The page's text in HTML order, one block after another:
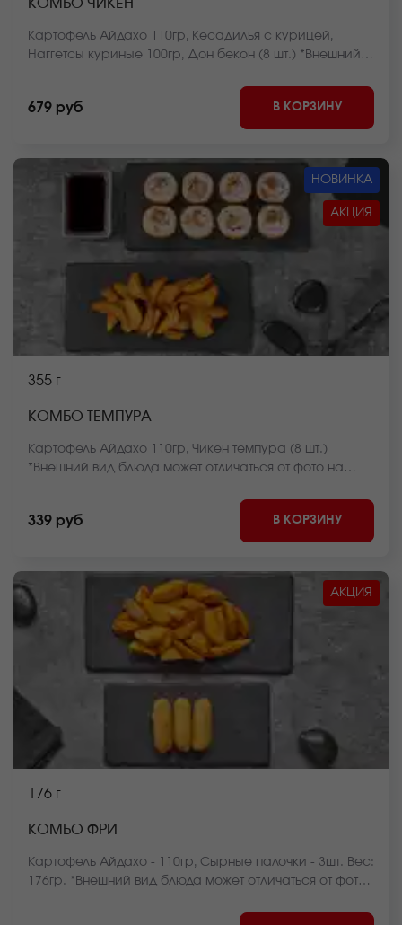
КОМБО ЧИКЕН
Картофель Айдахо 110гр, Кесадилья с курицей,
Наггетсы куриные 100гр, Дон бекон (8 шт.) *Внешний
679 руб В КОРЗИНУ
НОВИНКА
АКЦИЯ
355 г
КОМБО ТЕМПУРА
Картофель Айдахо 110гр, Чикен темпура (8 шт.)
*Внешний вид блюда может отличаться от фото на
339 руб В КОРЗИНУ
АКЦИЯ
176 г
КОМБО ФРИ
Картофель Айдахо - 110гр, Сырные палочки - 3шт. Вес:
176гр. *Внешний вид блюда может отличаться от фото